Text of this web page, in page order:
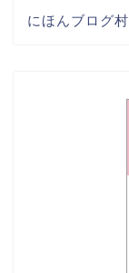
にほんブログ村